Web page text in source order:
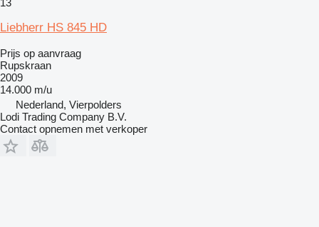
Liebherr HS 845 HD
Prijs op aanvraag
Rupskraan
2009
14.000 m/u
Nederland, Vierpolders
Lodi Trading Company B.V.
Contact opnemen met verkoper